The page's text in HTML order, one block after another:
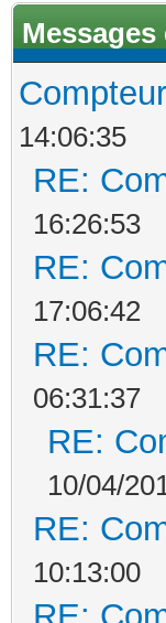
14:06:35
RE:
16:26:53
RE:
17:06:42
RE:
06:31:37
RE:
10/04/
RE:
10:13:00